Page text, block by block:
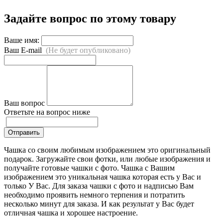
Задайте вопрос по этому товару
Ваше имя:
Ваш E-mail (Не будет опубликовано)
Ваш вопрос
Ответьте на вопрос ниже
Отправить
Чашка со своим любимым изображением это оригинальный
подарок. Загружайте свои фотки, или любые изображения и
получайте готовые чашки с фото. Чашка с Вашим
изображением это уникальная чашка которая есть у Вас и
только У Вас. Для заказа чашки с фото и надписью Вам
необходимо проявить немного терпения и потратить
несколько минут для заказа. И как результат у Вас будет
отличная чашка и хорошее настроение.